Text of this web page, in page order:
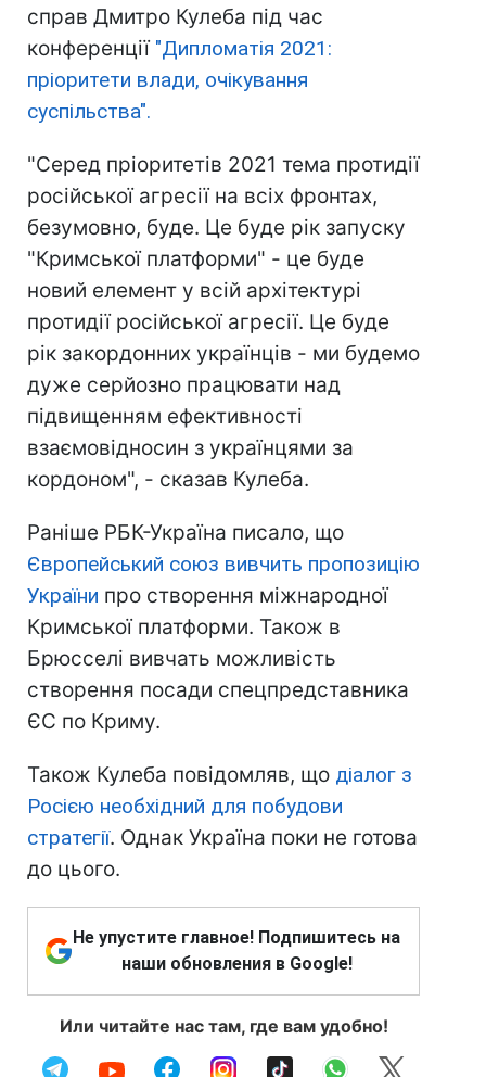
справ Дмитро Кулеба під час
конференції "Дипломатія 2021:
пріоритети влади, очікування
суспільства".
"Серед пріоритетів 2021 тема протидії
російської агресії на всіх фронтах,
безумовно, буде. Це буде рік запуску
"Кримської платформи" - це буде
новий елемент у всій архітектурі
протидії російської агресії. Це буде
рік закордонних українців - ми будемо
дуже серйозно працювати над
підвищенням ефективності
взаємовідносин з українцями за
кордоном", - сказав Кулеба.
Раніше РБК-Україна писало, що
Європейський союз вивчить пропозицію
України про створення міжнародної
Кримської платформи. Також в
Брюсселі вивчать можливість
створення посади спецпредставника
ЄС по Криму.
Також Кулеба повідомляв, що діалог з
Росією необхідний для побудови
стратегії. Однак Україна поки не готова
до цього.
Не упустите главное! Подпишитесь на
наши обновления в Google!
Или читайте нас там, где вам удобно!